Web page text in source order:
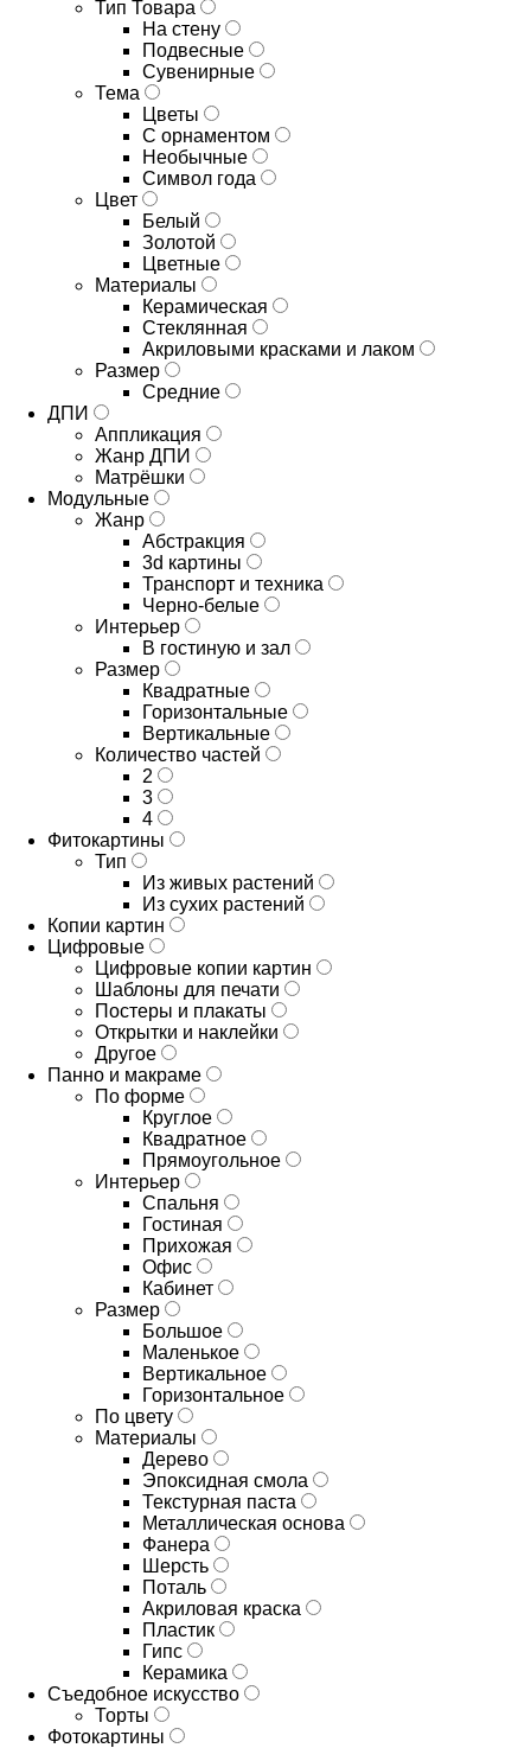
Тип Товара
На стену
Подвесные
Сувенирные
Тема
Цветы
С орнаментом
Необычные
Символ года
Цвет
Белый
Золотой
Цветные
Материалы
Керамическая
Стеклянная
Акриловыми красками и лаком
Размер
Средние
ДПИ
Аппликация
Жанр ДПИ
Матрёшки
Модульные
Жанр
Абстракция
3d картины
Транспорт и техника
Черно-белые
Интерьер
В гостиную и зал
Размер
Квадратные
Горизонтальные
Вертикальные
Количество частей
2
3
4
Фитокартины
Тип
Из живых растений
Из сухих растений
Копии картин
Цифровые
Цифровые копии картин
Шаблоны для печати
Постеры и плакаты
Открытки и наклейки
Другое
Панно и макраме
По форме
Круглое
Квадратное
Прямоугольное
Интерьер
Спальня
Гостиная
Прихожая
Офис
Кабинет
Размер
Большое
Маленькое
Вертикальное
Горизонтальное
По цвету
Материалы
Дерево
Эпоксидная смола
Текстурная паста
Металлическая основа
Фанера
Шерсть
Поталь
Акриловая краска
Пластик
Гипс
Керамика
Съедобное искусство
Торты
Фотокартины